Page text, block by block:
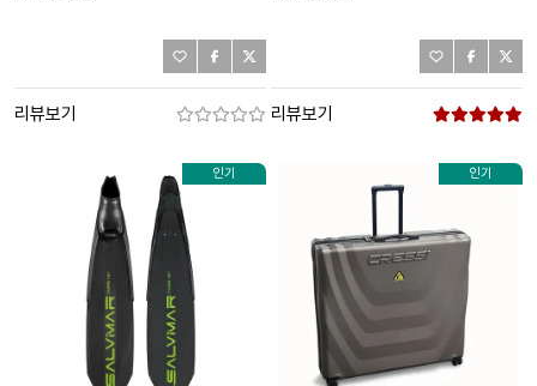
리뷰보기 리뷰보기
인기 인기